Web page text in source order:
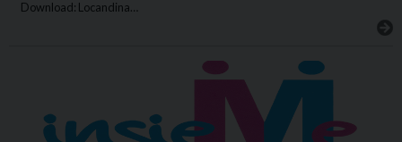
Download: Locandina…